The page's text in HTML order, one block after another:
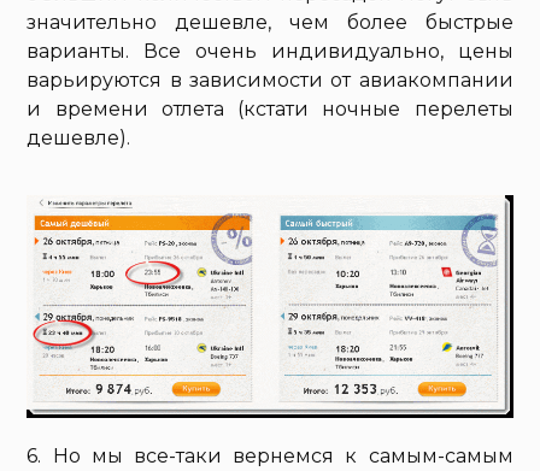
значительно дешевле, чем более быстрые
варианты. Все очень индивидуально, цены
варьируются в зависимости от авиакомпании
и времени отлета (кстати ночные перелеты
дешевле).
6. Но мы все-таки вернемся к самым-самым